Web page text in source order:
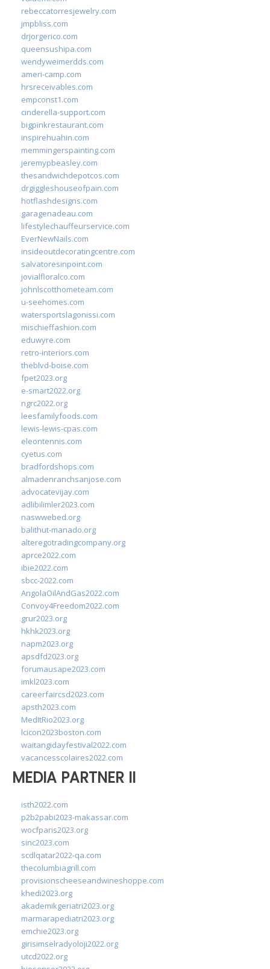
rebeccatorresjewelry.com
jmpbliss.com
drjorgerico.com
queensushipa.com
wendyweimerdds.com
ameri-camp.com
hrsreceivables.com
empconst1.com
cinderella-support.com
bigpinkrestaurant.com
inspirehuahin.com
memmingerspainting.com
jeremypbeasley.com
thesandwichdepotcos.com
drgiggleshouseofpain.com
hotflashdesigns.com
garagenadeau.com
lifestylechauffeurservice.com
EverNewNails.com
insideoutdecoratingcentre.com
salvatoresinpoint.com
jovialfloralco.com
johnlscotthometeam.com
u-seehomes.com
watersportslagonissi.com
mischieffashion.com
eduwyre.com
retro-interiors.com
theblvd-boise.com
fpet2023.org
e-smart2022.org
ngrc2022.org
leesfamilyfoods.com
lewis-lewis-cpas.com
eleontennis.com
cyetus.com
bradfordshops.com
almadenranchsanjose.com
advocatevijay.com
adlibilimler2023.com
naswwebed.org
balithut-manado.org
alteregotradingcompany.org
aprce2022.com
ibie2022.com
sbcc-2022.com
AngolaOilAndGas2022.com
Convoy4Freedom2022.com
grur2023.org
hkhk2023.org
napm2023.org
apsdfd2023.org
forumausape2023.com
imkl2023.com
careerfaircsd2023.com
apsth2023.com
MedItRio2023.org
lcicon2023boston.com
waitangidayfestival2022.com
vacancesscolaires2022.com
MEDIA PARTNER II
isth2022.com
p2b2pabi2023-makassar.com
wocfparis2023.org
sinc2023.com
scdlqatar2022-qa.com
thecolumbiagrill.com
provisionscheeseandwineshoppe.com
khedi2023.org
akademikgeriatri2023.org
marmarapediatri2023.org
emchie2023.org
girisimselradyoloji2022.org
utcd2022.org